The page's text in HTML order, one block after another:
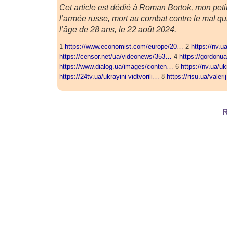
Cet article est dédié à Roman Bortok, mon
l’armée russe, mort au combat contre le mal
l’âge de 28 ans, le 22 août 2024.
1 https://www.economist.com/europe/20… 2 https://
https://censor.net/ua/videonews/353… 4 https://
https://www.dialog.ua/images/conten… 6 https://nv.ua/
https://24tv.ua/ukrayini-vidtvorili… 8 https://risu.ua/